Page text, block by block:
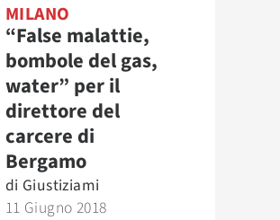
MILANO
“False malattie,
bombole del gas,
water” per il
direttore del
carcere di
Bergamo
di Giustiziami
11 Giugno 2018